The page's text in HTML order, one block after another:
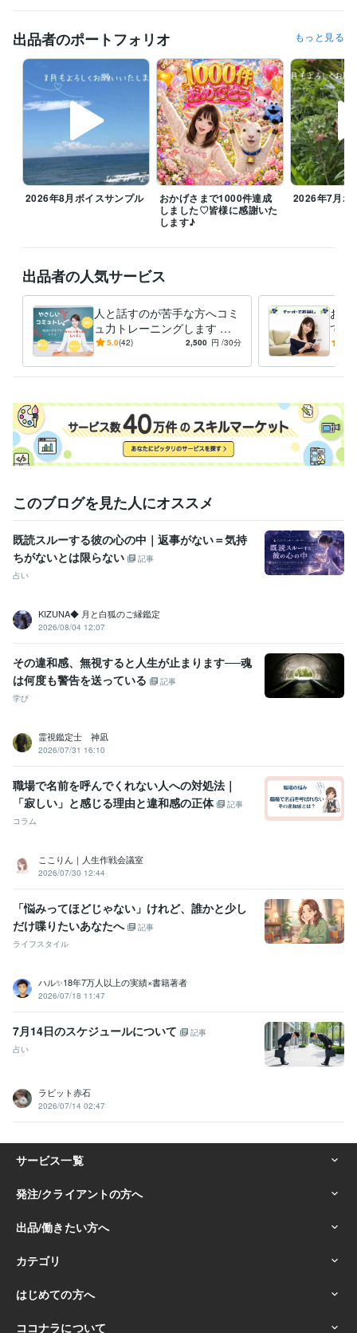
⭐️水曜は朝８時前後から断続的な待機予定となります
変更の場合もあるので→（DMでご確認くださきませ）
⭐️その他待機できるときはしております
ꕤ8月のご挨拶
毎日暑い日が続いていますね、体調崩されてないでしょうか？こう暑い
と何もする気になりませんよね。
お休みの日はゆっくりお家で過ごすのがよきかもです。誰かと話した
い、寂しい、愚痴言いたい時はお話ししにきてくださいね
今月も皆様が笑顔になるお手伝いをさせていただきたいと思っておりま
すのでどうぞよろしくお願いいたします(*ᴗ͈ˬᴗ͈)ꕤ*.ﾟ
雑談からお悩みまでぜひお電話お待ちしております！みなさまの心が和
み笑顔になりますように(⁎ᵕᴗᵕ⁎)
8月もよろしくお願いいたします( ⁎ᵕᴗᵕ⁎ )❤︎
経験職種
営業 / 営業事務・アシスタント 経験年数 : 10年
事務・ビジネスサポート / 事務（一般事務） 経験年数 : 10年
経験年数 : 2年
某メーカー 1992年3月 ~ 1993年5月
ファストフード 1994年3月 ~ 1997年2月
地域センター 2009年3月 ~ 2012年2月
住宅関連 2010年7月 ~ 2014年11月
建設関連 2013年3月 ~ 2017年7月
住宅関連 2017年3月 ~ 2018年9月
自動車関連 2016年5月 ~ 2017年12月 2018年2月 ~ 2018年6月 2
018年8月 ~ 2020年5月
建設関連 2020年7月 ~ 2021年2月 2021年5月 ~ 現在
スト オンライン似合う髪型診断アドバイザー
スト ココナラプラチナランクに昇格
資格・検定
インテリアコーディネーター 取得年 : 2010年
宅地建物取引士（旧 宅地建物取引主任者） 取得年 : 2021年
パーソナルカラーアナリスト
ビジネス・クリエイティブツール
Excel:10年PowerPoint:10年Word:10年Canva:1年
得意分野
悩み相談・カウンセリング やさしさ100%
人間関係
学歴
語学力
英語 日常会話レベル
出品者のポートフォリオ もっと見る
2026年8月ボイスサンプル
おかげさまで1000件達成
しました♡皆様に感謝いた
します♪
2026年7月ボ
出品者の人気サービス
人と話すのが苦手な方へコミ
ュ力トレーニングします 会
話が苦手でも大丈夫！「自分
ッスン
5.0(42) 2,500 円 /30分
お電
でお
話
このブログを見た人にオススメ
既読スルーする彼の心の中｜返事がない＝気持
ちがないとは限らない
記事
占い
KIZUNA◆ 月と白狐のご縁鑑定
2026/08/04 12:07
その違和感、無視すると人生が止まります──魂
は何度も警告を送っている
記事
学び
霊視鑑定士 神凪
2026/07/31 16:10
職場で名前を呼んでくれない人への対処法｜
「寂しい」と感じる理由と違和感の正体
記事
コラム
ここりん｜人生作戦会議室
2026/07/30 12:44
「悩みってほどじゃない」けれど、誰かと少し
だけ喋りたいあなたへ
記事
ライフスタイル
ハル✨18年7万人以上の実績×書籍著者
2026/07/18 11:47
7月14日のスケジュールについて
記事
占い
ラビット赤石
2026/07/14 02:47